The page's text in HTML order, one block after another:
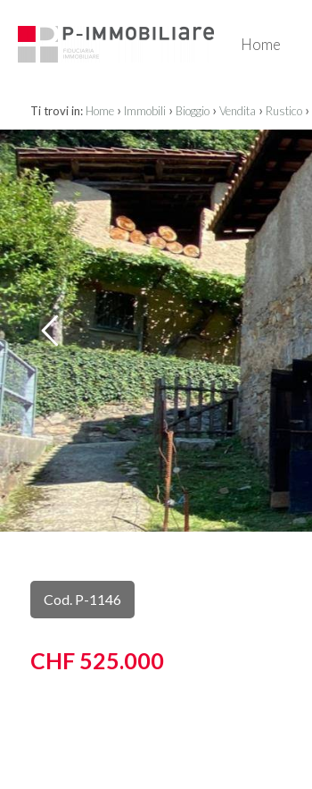
Home
Ti trovi in: Home › Immobili › Bioggio › Vendita › Rustico ›
Cod. P-1146
CHF 525.000